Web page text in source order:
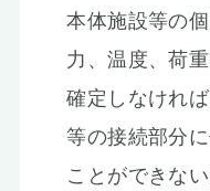
本体施設等の
力、温度、荷
確定しなけれ
等の接続部分
ことができな